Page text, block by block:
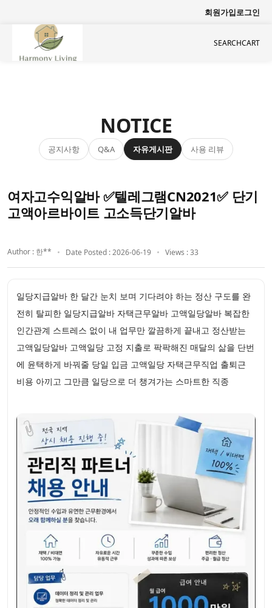
회원가입로그인
SEARCHCART
NOTICE
공지사항 Q&A 자유게시판 사용 리뷰
여자고수익알바 ✅텔레그램CN2021✅ 단기
고액아르바이트 고소득단기알바
Author : 한** Date Posted : 2026-06-19 Views : 33
일당지급알바 한 달간 눈치 보며 기다려야 하는 정산 구도를 완
전히 탈피한 일당지급알바 자택근무알바 고액일당알바 복잡한
인간관계 스트레스 없이 내 업무만 깔끔하게 끝내고 정산받는
고액일당알바 고액일당 고정 지출로 팍팍해진 매달의 삶을 단번
에 윤택하게 바꿔줄 당일 입금 고액일당 자택근무직업 출퇴근
비용 아끼고 그만큼 일당으로 더 챙겨가는 스마트한 직종